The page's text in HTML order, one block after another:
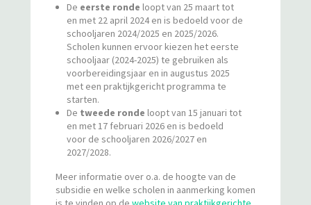
De eerste ronde loopt van 25 maart tot
en met 22 april 2024 en is bedoeld voor de
schooljaren 2024/2025 en 2025/2026.
Scholen kunnen ervoor kiezen het eerste
schooljaar (2024-2025) te gebruiken als
voorbereidingsjaar en in augustus 2025
met een praktijkgericht programma te
starten.
De tweede ronde loopt van 15 januari tot
en met 17 februari 2026 en is bedoeld
voor de schooljaren 2026/2027 en
2027/2028.
Meer informatie over o.a. de hoogte van de
subsidie en welke scholen in aanmerking komen